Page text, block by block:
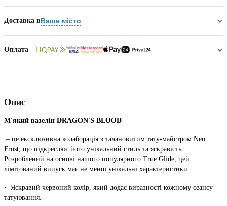
Доставка вВаше місто
Оплата
Опис
М'який вазелін DRAGON'S BLOOD
– це ексклюзивна колаборація з талановитим тату-майстром Neo
Frost, що підкреслює його унікальний стиль та яскравість.
Розроблений на основі нашого популярного True Glide, цей
лімітований випуск має не менш унікальні характеристики:
• Яскравий червоний колір, який додає виразності кожному сеансу
татуювання.